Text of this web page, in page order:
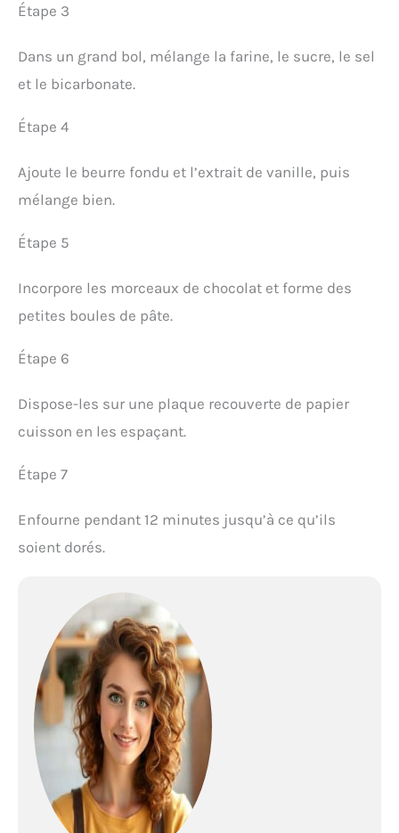
Étape 3
Dans un grand bol, mélange la farine, le sucre, le sel
et le bicarbonate.
Étape 4
Ajoute le beurre fondu et l’extrait de vanille, puis
mélange bien.
Étape 5
Incorpore les morceaux de chocolat et forme des
petites boules de pâte.
Étape 6
Dispose-les sur une plaque recouverte de papier
cuisson en les espaçant.
Étape 7
Enfourne pendant 12 minutes jusqu’à ce qu’ils
soient dorés.